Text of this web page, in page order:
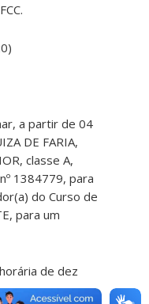
a partir de 04
DE FARIA,
classe A,
1384779, para
do Curso de
para um
de dez